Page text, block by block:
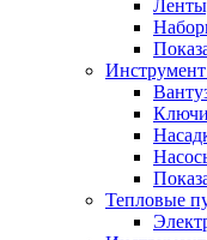
Ключи
Тепловые